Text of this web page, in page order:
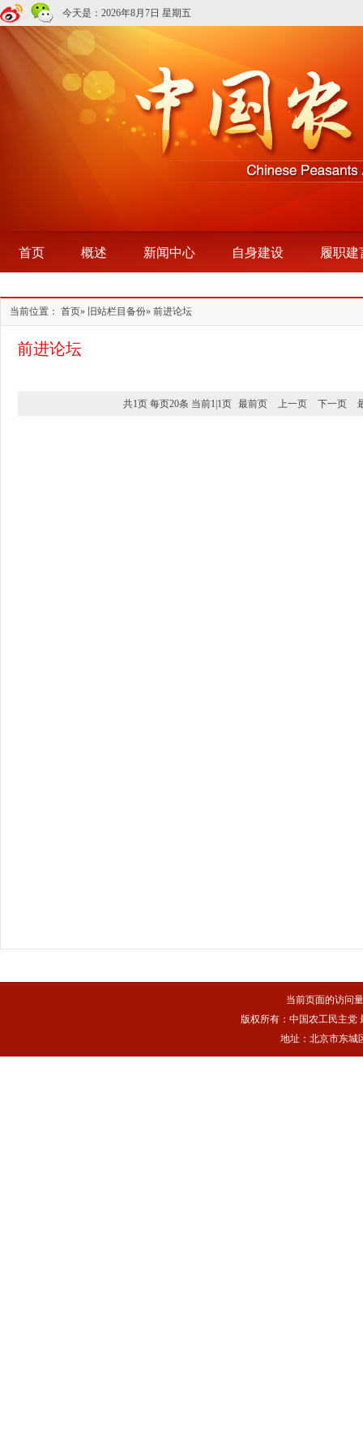
今天是： 2026年8月7日 星期五
首页 概述 新闻中心 自身建设 履职建
当前位置： 首页» 旧站栏目备份» 前进论坛
前进论坛
共1页 每页20条 当前1|1页 最前页 上一页 下一页
当前页面的访问
版权所有：中国农工民主党
地址：北京市东城